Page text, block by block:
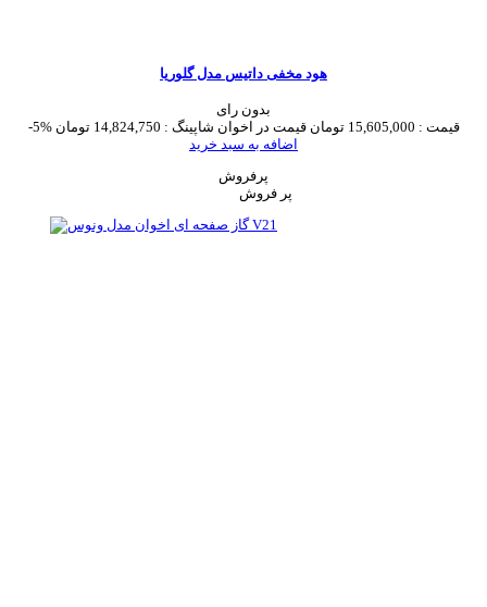
هود مخفی داتیس مدل گلوریا
بدون رای
-5%
قیمت : 15,605,000 تومان قیمت در اخوان شاپینگ : 14,824,750 تومان
اضافه به سبد خرید
پرفروش